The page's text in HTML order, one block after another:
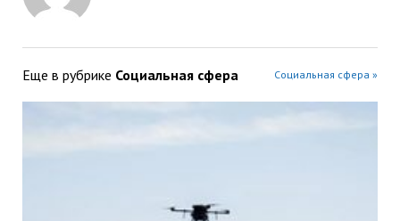
Еще в рубрике Социальная сфера Социальная сфера »